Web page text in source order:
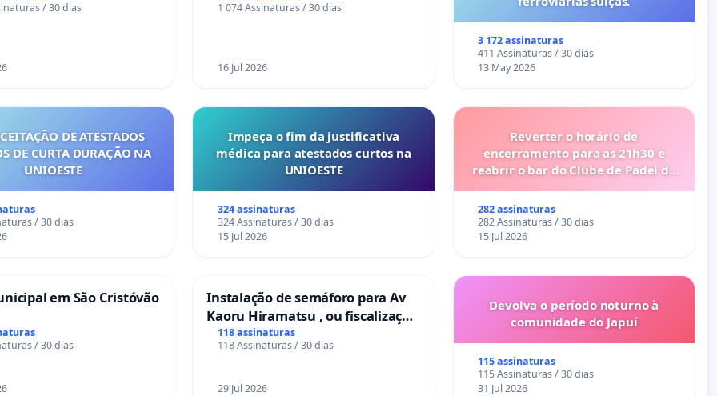
moradores é fundamental para que essa situação
Lagoa dos Ingleses – Nova Lima/MG
COMPARTILHE
também acredita que água de qualidade é um direito
/ 30 dias
em Coimbra
1 074 Assinaturas / 30 dias
16 Jul 2026
3 172 assinaturas
411 Assinaturas / 30 dias
13 May 2026
DE ATESTADOS
DE CURTA DURAÇÃO NA
UNIOESTE
/ 30 dias
Impeça o fim da justificativa
médica para atestados curtos na
UNIOESTE
324 assinaturas
324 Assinaturas / 30 dias
15 Jul 2026
Reverter o horário de
encerramento para as 21h30 e
reabrir o bar do Clube de Padel de
282 assinaturas
282 Assinaturas / 30 dias
15 Jul 2026
em São Cristóvão
/ 30 dias
Instalação de semáforo para Av
Kaoru Hiramatsu , ou fiscalização
Eletrônica
118 assinaturas
118 Assinaturas / 30 dias
29 Jul 2026
Devolva o período noturno à
comunidade do Japuí
115 assinaturas
115 Assinaturas / 30 dias
31 Jul 2026